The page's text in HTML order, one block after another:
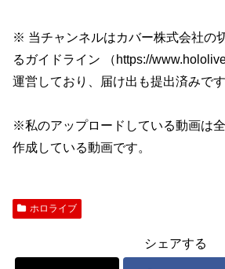
※ 当チャンネルはカバー株式会社の
るガイドライン （https://
運営しており、届け出も提出済みです
※私のアップロードしている動画は
作成している動画です。
ホロライブ
シェアする